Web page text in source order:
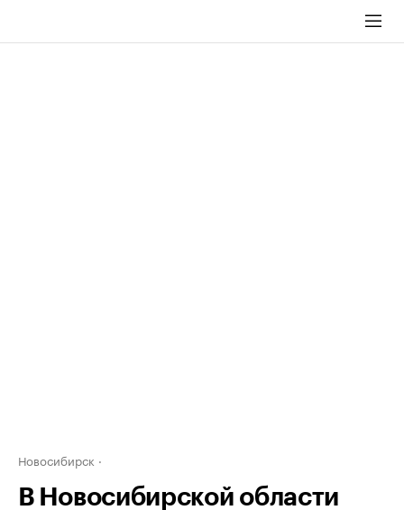
Новосибирск
В Новосибирской области